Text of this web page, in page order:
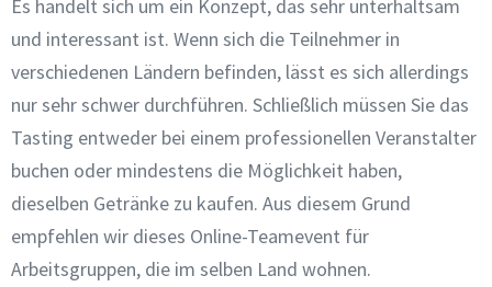
Es handelt sich um ein Konzept, das sehr unterhaltsam
und interessant ist. Wenn sich die Teilnehmer in
verschiedenen Ländern befinden, lässt es sich allerdings
nur sehr schwer durchführen. Schließlich müssen Sie das
Tasting entweder bei einem professionellen Veranstalter
buchen oder mindestens die Möglichkeit haben,
dieselben Getränke zu kaufen. Aus diesem Grund
empfehlen wir dieses Online-Teamevent für
Arbeitsgruppen, die im selben Land wohnen.